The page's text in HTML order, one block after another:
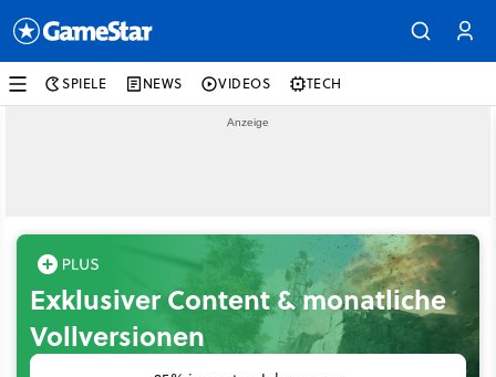
SPIELE NEWS VIDEOS TECH
Exklusiver Content & monatliche
Vollversionen